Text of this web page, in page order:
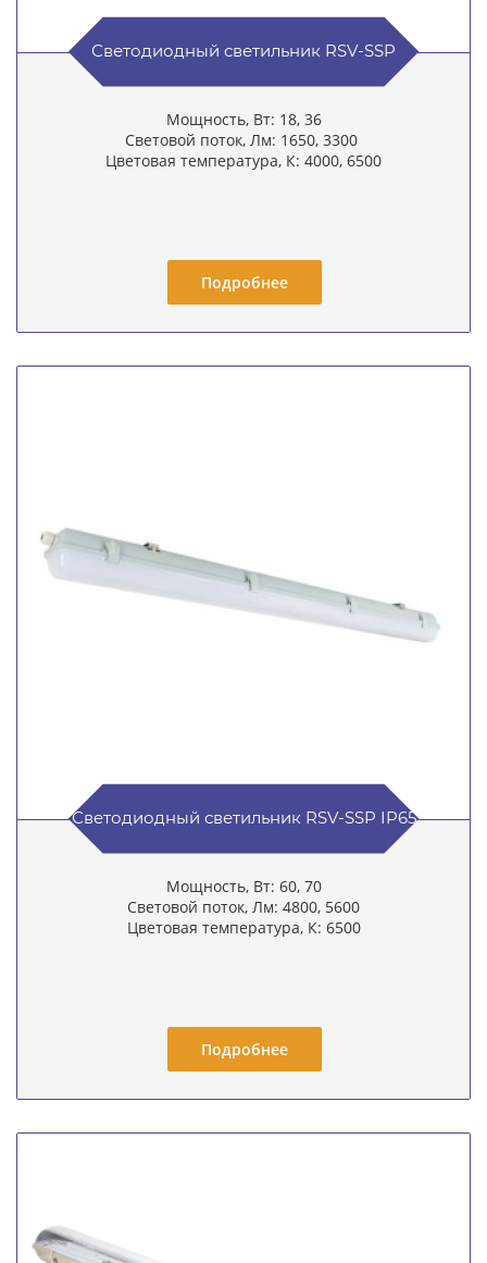
Светодиодный светильник RSV-SSP
Мощность, Вт: 18, 36
Световой поток, Лм: 1650, 3300
Цветовая температура, К: 4000, 6500
Подробнее
Светодиодный светильник RSV-SSP IP65
Мощность, Вт: 60, 70
Световой поток, Лм: 4800, 5600
Цветовая температура, К: 6500
Подробнее